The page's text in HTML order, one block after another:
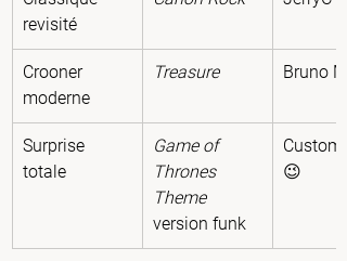
revisité
Crooner
moderne
Treasure Bruno
Surprise
totale
Game of
Thrones
Theme
version funk
Custom
😉